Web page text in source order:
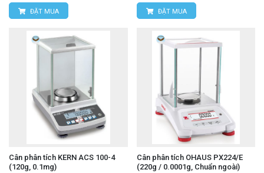
ĐẶT MUA ĐẶT MUA
Cân phân tích KERN ACS 100-4
(120g, 0.1mg)
Cân phân tích OHAUS PX224/E
(220g / 0.0001g, Chuẩn ngoài)